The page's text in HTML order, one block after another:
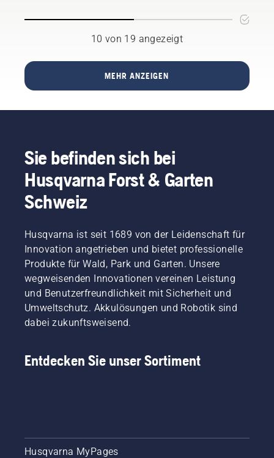
Bereichen.
Geld
Zeit,
Vibrationsübertragungen
auf die
Hände
reduziert.
auf diese
finden,
haben
Fachleute
dieser
Branche
gesprochen.
wechseln.
zwei
Möglichkeiten,
das Öl
Beide
in
diesem
Video
gezeigt.
10 von 19 angezeigt
MEHR ANZEIGEN
Sie befinden sich bei
Husqvarna Forst & Garten
Schweiz
Husqvarna ist seit 1689 von der Leidenschaft für
Innovation angetrieben und bietet professionelle
Produkte für Wald, Park und Garten. Unsere
wegweisenden Innovationen vereinen Leistung
und Benutzerfreundlichkeit mit Sicherheit und
Umweltschutz. Akkulösungen und Robotik sind
dabei zukunftsweisend.
Entdecken Sie unser Sortiment
Husqvarna MyPages